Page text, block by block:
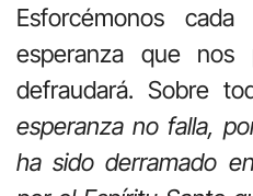
Esforcémonos
esperanza que
defraudará. Sobre
esperanza no falla,
ha sido derramado